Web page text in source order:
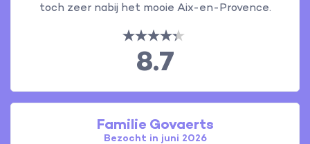
toch zeer nabij het mooie Aix-en-Provence.
8.7
Familie Govaerts
Bezocht in juni 2026